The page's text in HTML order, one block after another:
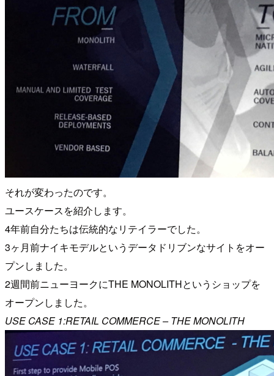
それが変わったのです。
ユースケースを紹介します。
4年前自分たちは伝統的なリテイラーでした。
3ヶ月前ナイキモデルというデータドリブンなサイトをオー
プンしました。
2週間前ニューヨークにTHE MONOLITHというショップを
オープンしました。
USE CASE 1:RETAIL COMMERCE – THE MONOLITH